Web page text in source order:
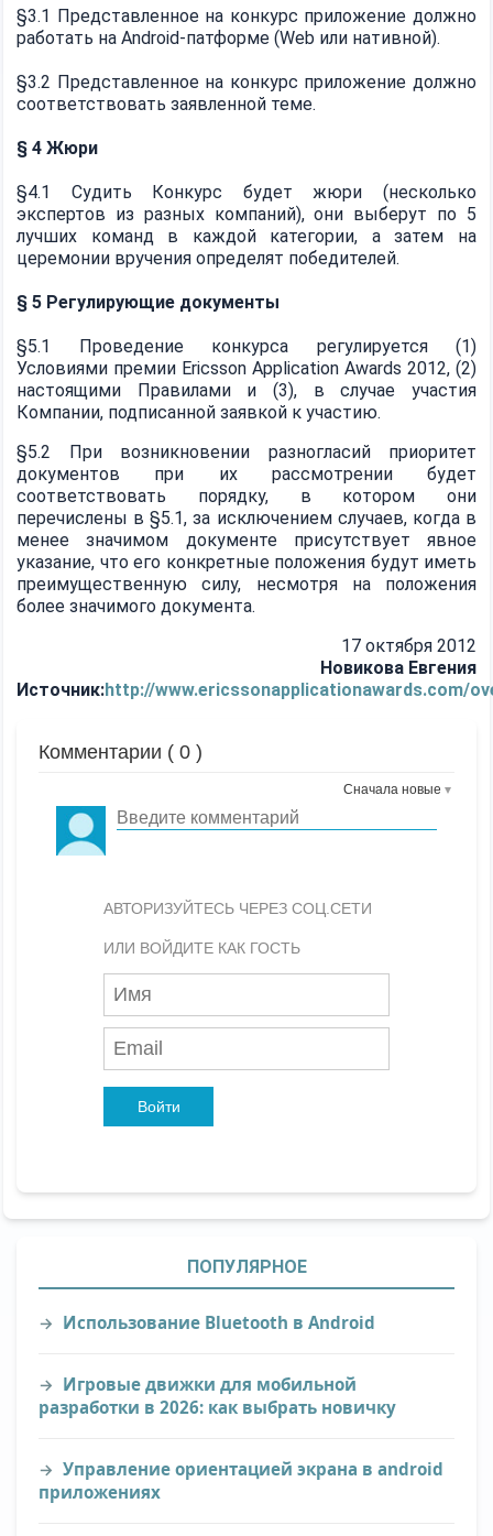
§3.1 Представленное на конкурс приложение должно
работать на Android-патформе (Web или нативной).
§3.2 Представленное на конкурс приложение должно
соответствовать заявленной теме.
§ 4 Жюри
§4.1 Судить Конкурс будет жюри (несколько
экспертов из разных компаний), они выберут по 5
лучших команд в каждой категории, а затем на
церемонии вручения определят победителей.
§ 5 Регулирующие документы
§5.1 Проведение конкурса регулируется (1)
Условиями премии Ericsson Application Awards 2012, (2)
настоящими Правилами и (3), в случае участия
Компании, подписанной заявкой к участию.
§5.2 При возникновении разногласий приоритет
документов при их рассмотрении будет
соответствовать порядку, в котором они
перечислены в §5.1, за исключением случаев, когда в
менее значимом документе присутствует явное
указание, что его конкретные положения будут иметь
преимущественную силу, несмотря на положения
более значимого документа.
17 октября 2012
Новикова Евгения
Источник:http://www.ericssonapplicationawards.com/
Комментарии ( 0 )
Сначала новые
АВТОРИЗУЙТЕСЬ ЧЕРЕЗ СОЦ.СЕТИ
ИЛИ ВОЙДИТЕ КАК ГОСТЬ
Войти
ПОПУЛЯРНОЕ
Использование Bluetooth в Android
Игровые движки для мобильной
разработки в 2026: как выбрать новичку
Управление ориентацией экрана в android
приложениях